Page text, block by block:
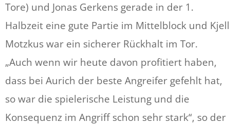
Tore) und Jonas Gerkens gerade in der 1.
Halbzeit eine gute Partie im Mittelblock und Kjell
Motzkus war ein sicherer Rückhalt im Tor.
„Auch wenn wir heute davon profitiert haben,
dass bei Aurich der beste Angreifer gefehlt hat,
so war die spielerische Leistung und die
Konsequenz im Angriff schon sehr stark“, so der